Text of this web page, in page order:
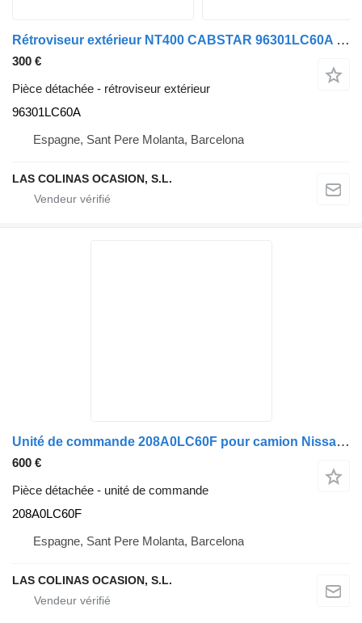
Rétroviseur extérieur NT400 CABSTAR 96301LC60A pour camion Nissan NT400 CABSTAR
300 €
Pièce détachée - rétroviseur extérieur
96301LC60A
Espagne, Sant Pere Molanta, Barcelona
LAS COLINAS OCASION, S.L.
Unité de commande 208A0LC60F pour camion Nissan NT400 CABSTAR
600 €
Pièce détachée - unité de commande
208A0LC60F
Espagne, Sant Pere Molanta, Barcelona
LAS COLINAS OCASION, S.L.